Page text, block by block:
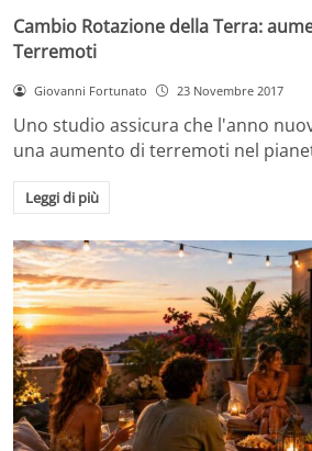
Cambio Rotazione della Terra:
Terremoti
Giovanni Fortunato 23 Novembre 2017
Uno studio assicura che l'anno
una aumento di terremoti nel
Leggi di più